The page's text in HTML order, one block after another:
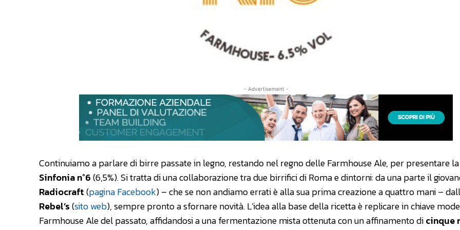
- Advertisement -
Continuiamo a parlare di birre passate in legno, restando nel regno delle Farmhouse Ale, per presentare la
Sinfonia n°6(6,5%). Si tratta di una collaborazione tra due birrifici di Roma e dintorni: da una parte il
Radiocraft(pagina Facebook) – che se non andiamo errati è alla sua prima creazione a quattro mani –
Rebel’s(sito web), sempre pronto a sfornare novità. L’idea alla base della ricetta è replicare in chiave
Farmhouse Ale del passato, affidandosi a una fermentazione mista ottenuta con un affinamento dicinque